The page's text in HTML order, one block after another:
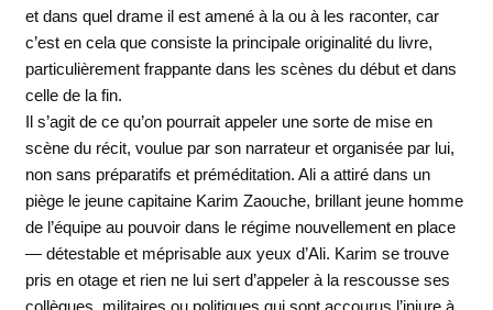
et dans quel drame il est amené à la ou à les raconter, car
c’est en cela que consiste la principale originalité du livre,
particulièrement frappante dans les scènes du début et dans
celle de la fin.
Il s’agit de ce qu’on pourrait appeler une sorte de mise en
scène du récit, voulue par son narrateur et organisée par lui,
non sans préparatifs et préméditation. Ali a attiré dans un
piège le jeune capitaine Karim Zaouche, brillant jeune homme
de l’équipe au pouvoir dans le régime nouvellement en place
— détestable et méprisable aux yeux d’Ali. Karim se trouve
pris en otage et rien ne lui sert d’appeler à la rescousse ses
collègues, militaires ou politiques qui sont accourus l’injure à